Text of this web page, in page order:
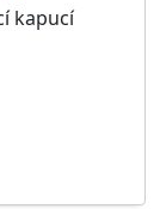
kapucí